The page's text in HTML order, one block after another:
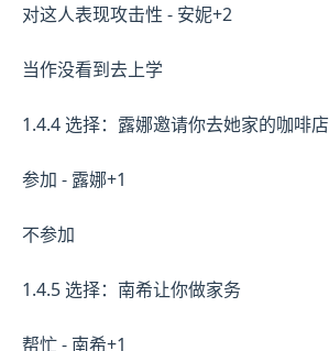
对这人表现攻击性 - 安妮+2
当作没看到去上学
1.4.4 选择：露娜邀请你去她家的咖啡店
参加 - 露娜+1
不参加
1.4.5 选择：南希让你做家务
帮忙 - 南希+1